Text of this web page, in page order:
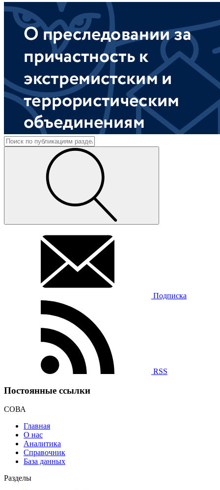
Подписка
RSS
Постоянные ссылки
СОВА
Главная
О нас
Аналитика
Справочник
База данных
Разделы